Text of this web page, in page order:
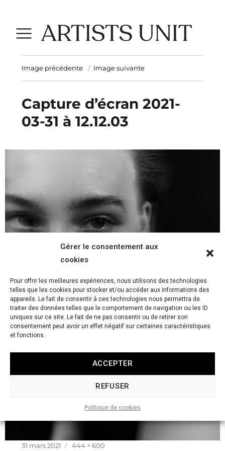
Gérer le consentement aux
cookies
Pour offrir les meilleures expériences, nous utilisons des technologies
telles que les cookies pour stocker et/ou accéder aux informations des
appareils. Le fait de consentir à ces technologies nous permettra de
traiter des données telles que le comportement de navigation ou les ID
uniques sur ce site. Le fait de ne pas consentir ou de retirer son
consentement peut avoir un effet négatif sur certaines caractéristiques
et fonctions.
ACCEPTER
REFUSER
Politique de cookies
Image précédente Image suivante
Capture d’écran 2021-
03-31 à 12.12.03
Publié
31 mars 2021 Taille
444 × 600